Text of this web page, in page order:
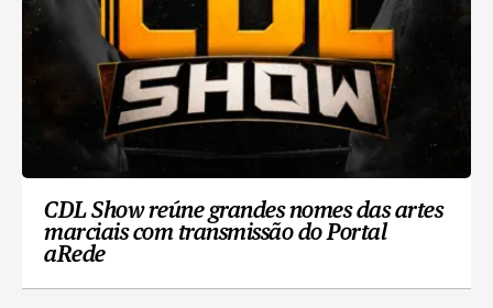
CDL Show reúne grandes nomes das artes
marciais com transmissão do Portal
aRede